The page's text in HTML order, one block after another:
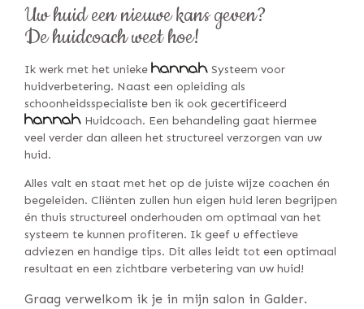
Uw huid een nieuwe kans geven?
De huidcoach weet hoe!
Ik werk met het unieke
Systeem voor
huidverbetering. Naast een opleiding als
schoonheidsspecialiste ben ik ook gecertificeerd
Huidcoach. Een behandeling gaat hiermee
veel verder dan alleen het structureel verzorgen van uw
huid.
Alles valt en staat met het op de juiste wijze coachen én
begeleiden. Cliënten zullen hun eigen huid leren begrijpen
én thuis structureel onderhouden om optimaal van het
systeem te kunnen profiteren. Ik geef u effectieve
adviezen en handige tips. Dit alles leidt tot een optimaal
resultaat en een zichtbare verbetering van uw huid!
Graag verwelkom ik je in mijn salon in Galder.